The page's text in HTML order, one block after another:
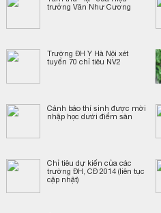
trưởng Văn Như Cương
Trường ĐH Y Hà Nội xét
tuyển 70 chỉ tiêu NV2
Cảnh báo thí sinh được mời
nhập học dưới điểm sàn
Chỉ tiêu dự kiến của các
trường ĐH, CĐ 2014 (liên tục
cập nhật)